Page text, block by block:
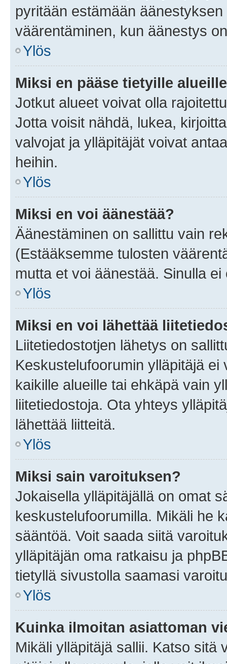
pyritään estämään
väärentäminen, kun äänestys
Ylös
Miksi en pääse tietyille
Jotkut alueet voivat olla
Jotta voisit nähdä, lukea,
valvojat ja ylläpitäjät voivat
heihin.
Ylös
Miksi en voi äänestää?
Äänestäminen on sallittu vain
(Estääksemme tulosten
mutta et voi äänestää. Sinulla
Ylös
Miksi en voi lähettää
Liitetiedostotjen lähetys on
Keskustelufoorumin ylläpitäjä
kaikille alueille tai ehkäpä vain
liitetiedostoja. Ota yhteys
lähettää liitteitä.
Ylös
Miksi sain varoituksen?
Jokaisella ylläpitäjällä on omat
keskustelufoorumilla. Mikäli he
sääntöä. Voit saada siitä
ylläpitäjän oma ratkaisu ja
tietyllä sivustolla saamasi
Ylös
Kuinka ilmoitan asiattoman
Mikäli ylläpitäjä sallii. Katso sitä